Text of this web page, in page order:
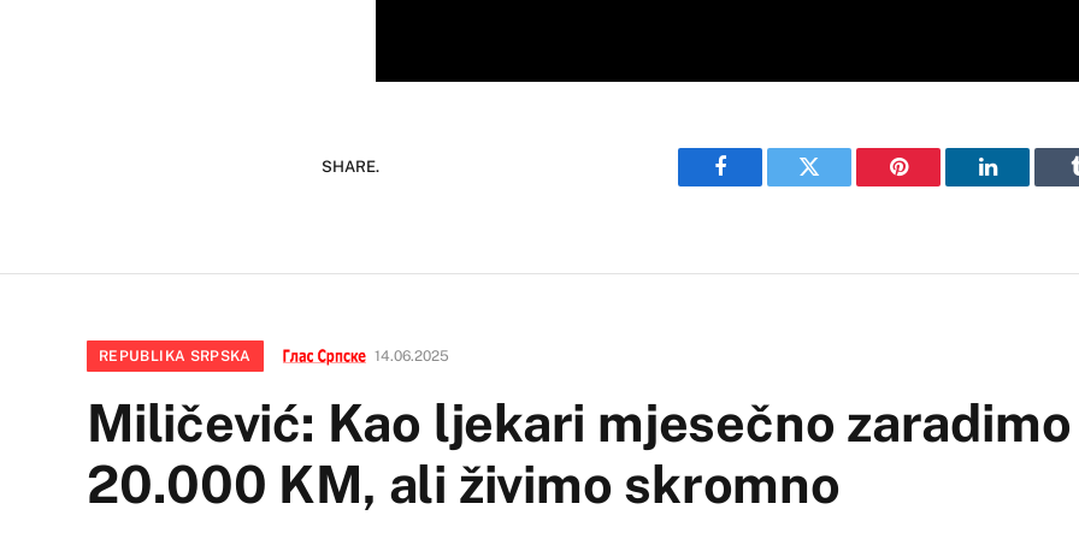
SHARE.
Facebook Twitter Pinterest LinkedIn
REPUBLIKA SRPSKA 14.06.2025
Miličević: Kao ljekari mjesečno zaradimo
20.000 KM, ali živimo skromno